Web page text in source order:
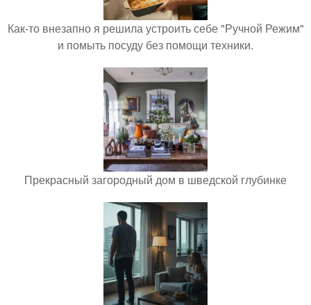
Как-то внезапно я решила устроить себе "Ручной Режим"
и помыть посуду без помощи техники.
Прекрасный загородный дом в шведской глубинке